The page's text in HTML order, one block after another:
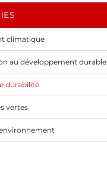
climatique
au développement durable
durabilité
vertes